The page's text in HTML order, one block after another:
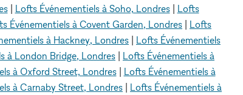
| Lofts Événementiels à Soho, Londres| Lofts
Événementiels à Covent Garden, Londres
Lofts
à Hackney, Londres
Lofts Événementiels
à London Bridge, Londres
Lofts Événementiels à
à Oxford Street, Londres| Lofts Événementiels à
à Carnaby Street, Londres
Lofts Événementiels à